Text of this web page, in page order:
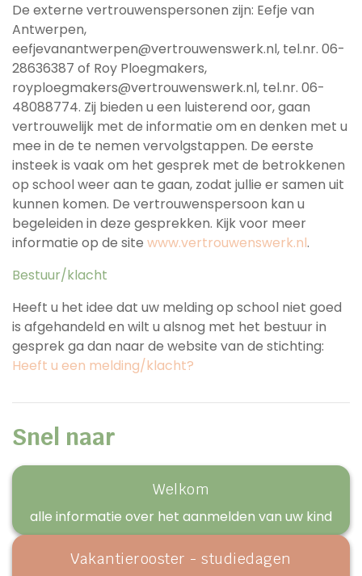
De externe vertrouwenspersonen zijn: Eefje van
Antwerpen,
eefjevanantwerpen@vertrouwenswerk.nl, tel.nr. 06-
28636387 of Roy Ploegmakers,
royploegmakers@vertrouwenswerk.nl, tel.nr. 06-
48088774. Zij bieden u een luisterend oor, gaan
vertrouwelijk met de informatie om en denken met u
mee in de te nemen vervolgstappen. De eerste
insteek is vaak om het gesprek met de betrokkenen
op school weer aan te gaan, zodat jullie er samen uit
kunnen komen. De vertrouwenspersoon kan u
begeleiden in deze gesprekken. Kijk voor meer
informatie op de site www.vertrouwenswerk.nl.
Bestuur/klacht
Heeft u het idee dat uw melding op school niet goed
is afgehandeld en wilt u alsnog met het bestuur in
gesprek ga dan naar de website van de stichting:
Heeft u een melding/klacht?
Snel naar
Welkom
alle informatie over het aanmelden van uw kind
Vakantierooster - studiedagen